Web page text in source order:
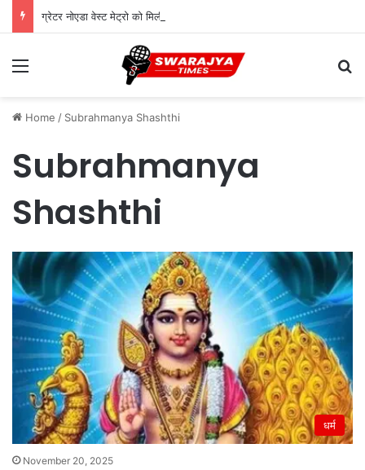
Menu
Home / Subrahmanya Shashthi
Subrahmanya
Shashthi
धर्म
November 20, 2025